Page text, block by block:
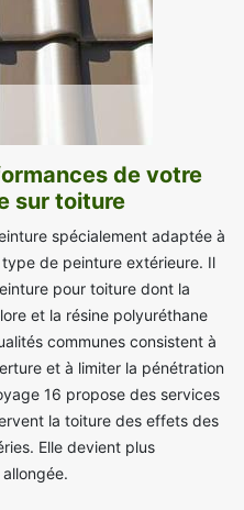
de votre
sur toiture
spécialement adaptée à
de peinture extérieure. Il
pour toiture dont la
et la résine polyuréthane
communes consistent à
et à limiter la pénétration
16 propose des services
la toiture des effets des
Elle devient plus